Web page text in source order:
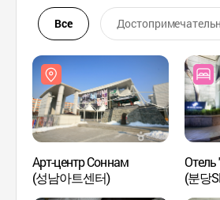
Все
Арт-центр Соннам
(성남아트센터)
Отель
(분당